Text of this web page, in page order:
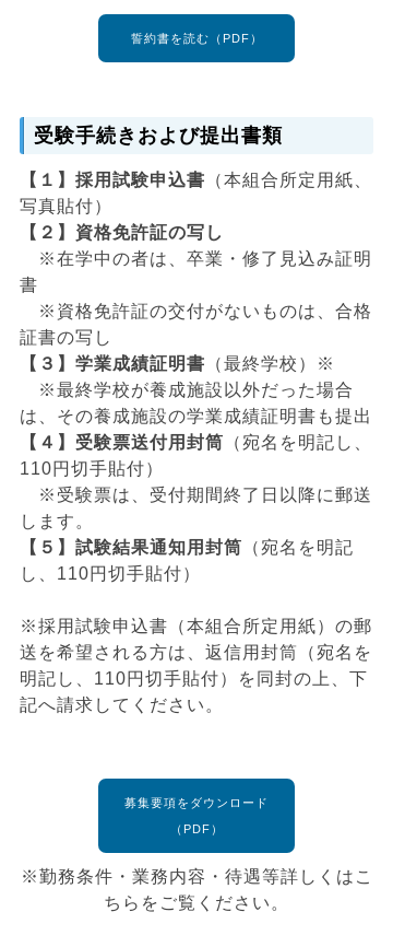
誓約書を読む（PDF）
受験手続きおよび提出書類
【１】採用試験申込書 （本組合所定用紙、
写真貼付）
【２】資格免許証の写し
※在学中の者は、卒業・修了見込み証明
書
※資格免許証の交付がないものは、合格
証書の写し
【３】学業成績証明書 （最終学校）※
※最終学校が養成施設以外だった場合
は、その養成施設の学業成績証明書も提出
【４】受験票送付用封筒 （宛名を明記し、
110円切手貼付）
※受験票は、受付期間終了日以降に郵送
します。
【５】試験結果通知用封筒 （宛名を明記
し、110円切手貼付）
※採用試験申込書（本組合所定用紙）の郵
送を希望される方は、返信用封筒（宛名を
明記し、110円切手貼付）を同封の上、下
記へ請求してください。
募集要項をダウンロード
（PDF）
※勤務条件・業務内容・待遇等詳しくはこ
ちらをご覧ください。